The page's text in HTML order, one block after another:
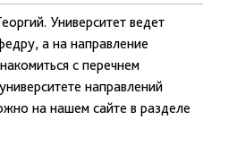
Университет ведет
а на направление
с перечнем
направлений
на нашем сайте в разделе